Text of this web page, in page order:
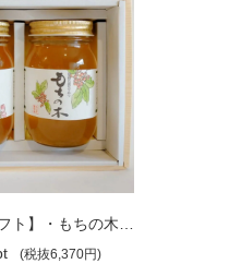
(税抜5,740円)